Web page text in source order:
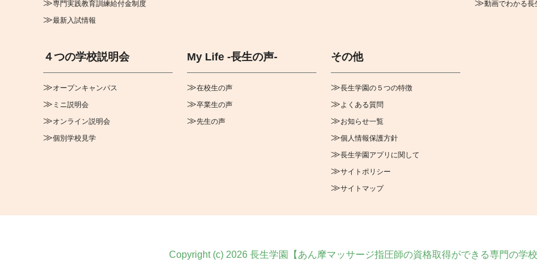
専門実践教育訓練給付金制度
最新入試情報
動画でわかる長
４つの学校説明会
オープンキャンパス
ミニ説明会
オンライン説明会
個別学校見学
My Life -長生の声-
在校生の声
卒業生の声
先生の声
その他
長生学園の５つの特徴
よくある質問
お知らせ一覧
個人情報保護方針
長生学園アプリに関して
サイトポリシー
サイトマップ
Copyright (c) 2026長生学園【あん摩マッサージ指圧師の資格取得ができる専門の学校